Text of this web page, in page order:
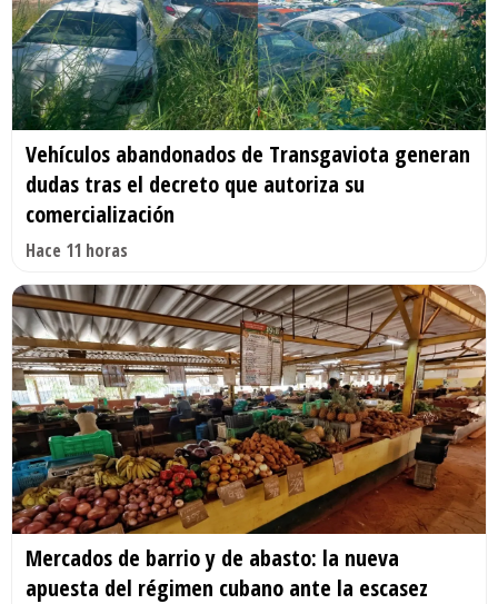
Vehículos abandonados de Transgaviota generan
dudas tras el decreto que autoriza su
comercialización
Hace 11 horas
Mercados de barrio y de abasto: la nueva
apuesta del régimen cubano ante la escasez